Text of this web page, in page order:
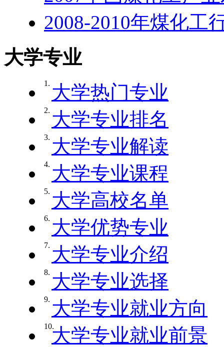
2008-2010年煤化工
大学专业
1. 大学热门专业
2. 大学专业排名
3. 大学专业解读
4. 大学专业课程
5. 大学高校名单
6. 大学优势专业
7. 大学专业介绍
8. 大学专业选择
9. 大学专业就业方向
10.大学专业就业前景